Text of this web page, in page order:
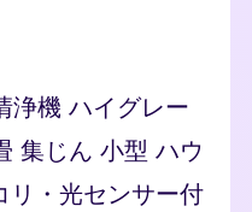
浄機 ハイグレー
集じん 小型 ハウ
リ・光センサー付